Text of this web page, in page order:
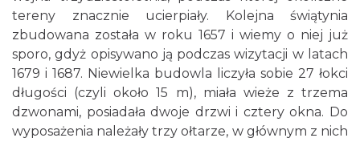
tereny znacznie ucierpiały. Kolejna świątynia
zbudowana została w roku 1657 i wiemy o niej już
sporo, gdyż opisywano ją podczas wizytacji w latach
1679 i 1687. Niewielka budowla liczyła sobie 27 łokci
długości (czyli około 15 m), miała wieże z trzema
dzwonami, posiadała dwoje drzwi i cztery okna. Do
wyposażenia należały trzy ołtarze, w głównym z nich